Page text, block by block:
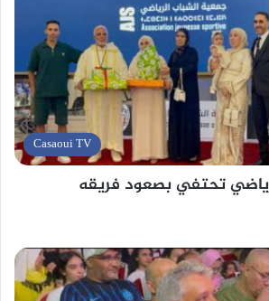
Casaoui TV
تحتفي بصعود فريقه